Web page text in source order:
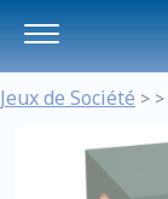
Jeux de Société > >